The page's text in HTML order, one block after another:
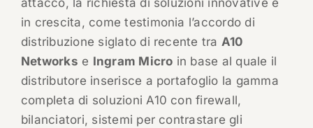
attacco, la richiesta di soluzioni innovative è
in crescita, come testimonia l’accordo di
distribuzione siglato di recente tra A10
Networks e Ingram Micro in base al quale il
distributore inserisce a portafoglio la gamma
completa di soluzioni A10 con firewall,
bilanciatori, sistemi per contrastare gli